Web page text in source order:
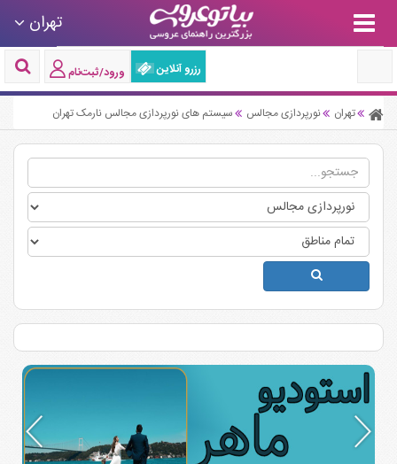
تهران
رزرو آنلاین ورود/ثبت‌نام
تهران نورپردازی مجالس سیستم های نورپردازی مجالس نارمک تهران